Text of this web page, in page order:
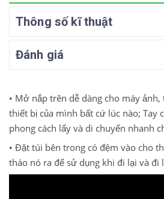
Thông số kĩ thuật
Đánh giá
• Mở nắp trên dễ dàng cho máy
thiết bị của mình bất cứ lúc nào; Tay
phong cách lấy và di chuyển nhanh
• Đặt túi bên trong có đệm vào cho
tháo nó ra để sử dụng khi đi lại và đi